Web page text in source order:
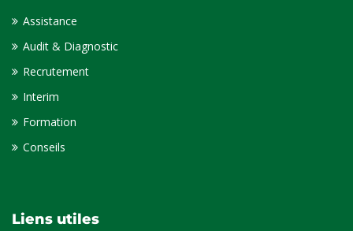
Assistance
Audit & Diagnostic
Recrutement
Interim
Formation
Conseils
Liens utiles